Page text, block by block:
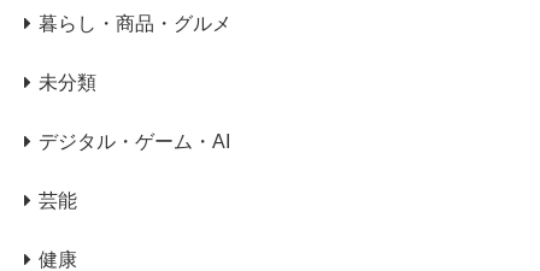
暮らし・商品・グルメ
未分類
デジタル・ゲーム・AI
芸能
健康